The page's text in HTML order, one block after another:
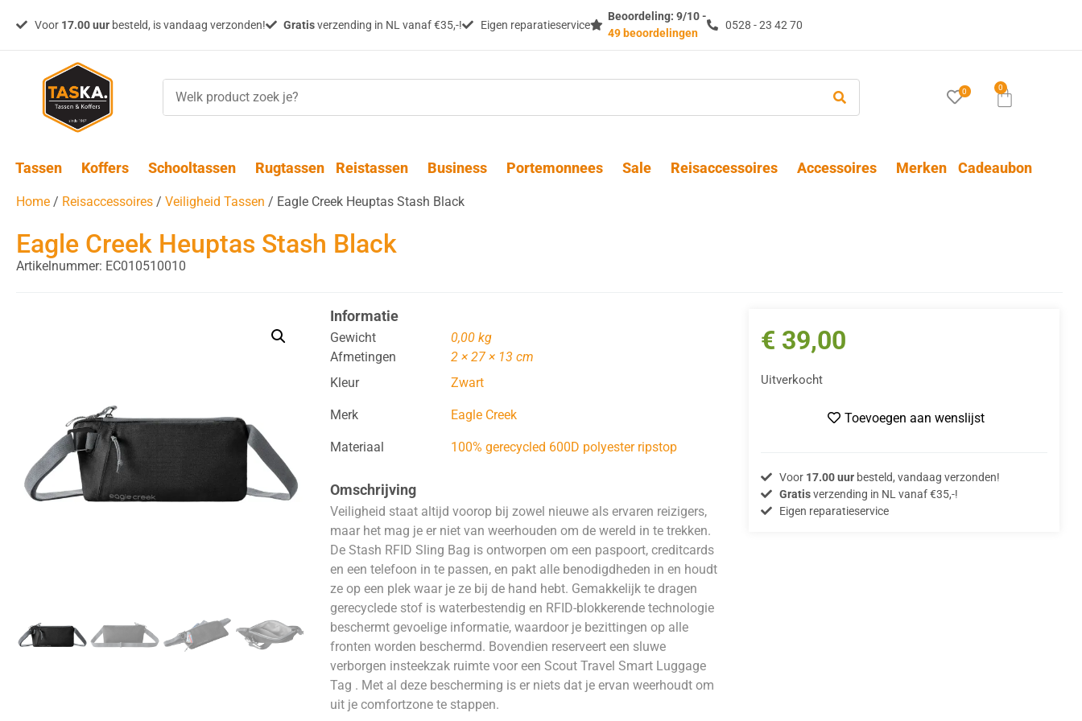
Voor 17.00 uurbesteld, is vandaag verzonden! Gratisverzending in NL vanaf €35,-! Eigen reparatieservice
Beoordeling: 9/10 -
49 beoordelingen
0528 - 23 42 70
0 0
Tassen Koffers Schooltassen Rugtassen Reistassen Business Portemonnees Sale Reisaccessoires Accessoires Merken Cadeaubon
Home / Reisaccessoires / Veiligheid Tassen / Eagle Creek Heuptas Stash Black
Eagle Creek Heuptas Stash Black
Artikelnummer: EC010510010
Informatie
Gewicht
0,00 kg
Afmetingen
2 × 27 × 13 cm
Kleur
Zwart
Merk Eagle Creek
Materiaal 100% gerecycled 600D polyester ripstop
Omschrijving
Veiligheid staat altijd voorop bij zowel nieuwe als ervaren reizigers,
maar het mag je er niet van weerhouden om de wereld in te trekken.
De Stash RFID Sling Bag is ontworpen om een ​​paspoort, creditcards
en een telefoon in te passen, en pakt alle benodigdheden in en houdt
ze op een plek waar je ze bij de hand hebt. Gemakkelijk te dragen
gerecyclede stof is waterbestendig en RFID-blokkerende technologie
beschermt gevoelige informatie, waardoor je bezittingen op alle
fronten worden beschermd. Bovendien reserveert een sluwe
verborgen insteekzak ruimte voor een Scout Travel Smart Luggage
Tag . Met al deze bescherming is er niets dat je ervan weerhoudt om
uit je comfortzone te stappen.
€ 39,00
Uitverkocht
Toevoegen aan wenslijst
Voor 17.00 uurbesteld, vandaag verzonden!
Gratisverzending in NL vanaf €35,-!
Eigen reparatieservice